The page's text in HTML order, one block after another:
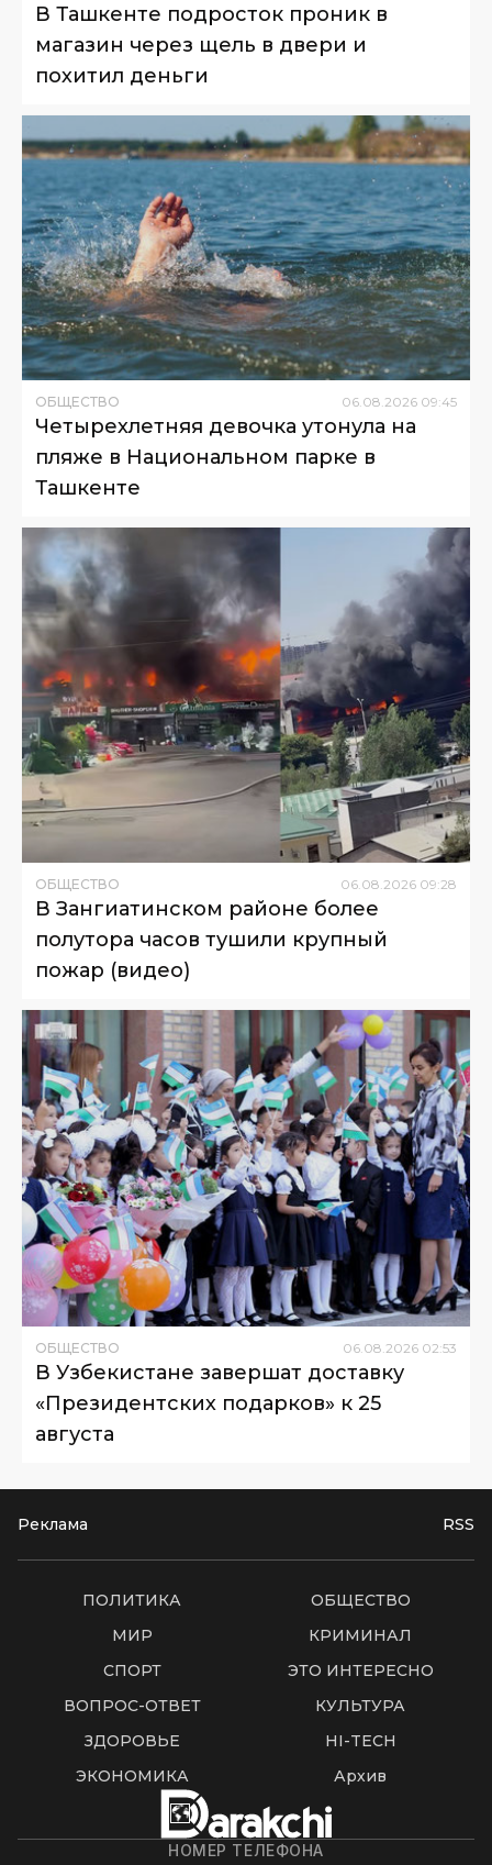
В Ташкенте подросток проник в
магазин через щель в двери и
похитил деньги
ОБЩЕСТВО 06 08 2026 09:45
Четырехлетняя девочка утонула на
пляже в Национальном парке в
Ташкенте
ОБЩЕСТВО 06 08 2026 09:28
В Зангиатинском районе более
полутора часов тушили крупный
пожар (видео)
ОБЩЕСТВО 06.08.2026 02:53
В Узбекистане завершат доставку
«Президентских подарков» к 25
августа
Реклама RSS
ПОЛИТИКА
ОБЩЕСТВО
МИР
КРИМИНАЛ
СПОРТ
ЭТО ИНТЕРЕСНО
ВОПРОС-ОТВЕТ
КУЛЬТУРА
ЗДОРОВЬЕ
HI-TECH
ЭКОНОМИКА
Архив
НОМЕР ТЕЛЕФОНА